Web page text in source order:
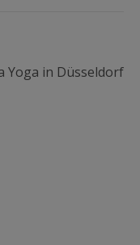
Yoga in Düsseldorf